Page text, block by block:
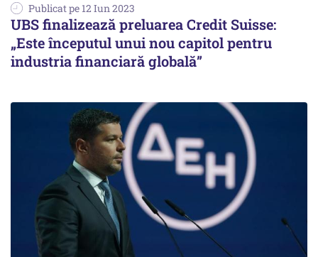
Publicat pe 12 Iun 2023
UBS finalizează preluarea Credit Suisse:
„Este începutul unui nou capitol pentru
industria financiară globală”